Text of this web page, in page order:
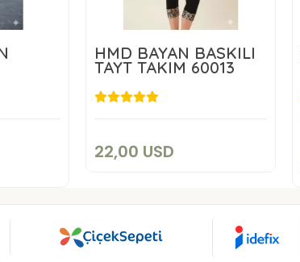
HMD BAYAN BASKILI
TAYT TAKIM 60013
22,00 USD
22,00 USD